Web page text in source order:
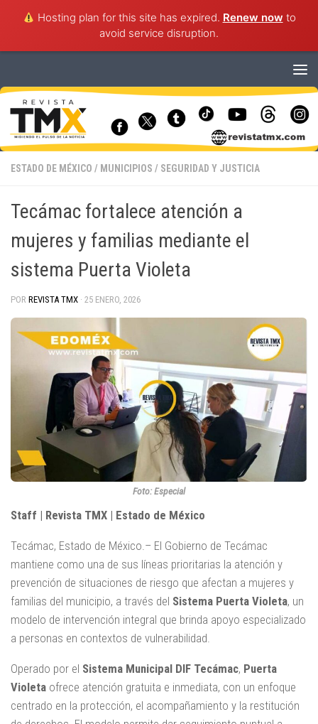
Hosting plan for this site has expired. Renew now to
avoid service disruption.
ESTADO DE MÉXICO / MUNICIPIOS / SEGURIDAD Y JUSTICIA
Tecámac fortalece atención a
mujeres y familias mediante el
sistema Puerta Violeta
POR REVISTA TMX · 25 ENERO, 2026
Foto: Especial
Staff | Revista TMX | Estado de México
Tecámac, Estado de México.– El Gobierno de Tecámac
mantiene como una de sus líneas prioritarias la atención y
prevención de situaciones de riesgo que afectan a mujeres y
familias del municipio, a través del Sistema Puerta Violeta, un
modelo de intervención integral que brinda apoyo especializado
a personas en contextos de vulnerabilidad.
Operado por el Sistema Municipal DIF Tecámac, Puerta
Violeta ofrece atención gratuita e inmediata, con un enfoque
centrado en la protección, el acompañamiento y la restitución